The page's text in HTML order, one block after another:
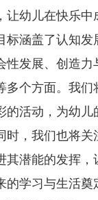
让幼儿在快乐中
标涵盖了认知发
性发展、创造力
多个方面。我们
的活动，为幼儿
时，我们也将关
其潜能的发挥，
的学习与生活奠